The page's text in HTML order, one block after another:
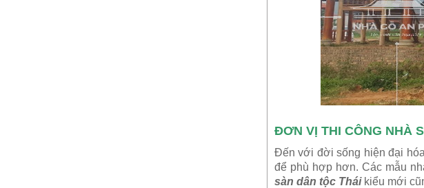
ĐƠN VỊ THI CÔNG NHÀ
Đến với đời sống hiện đại
để phù hợp hơn. Các mẫu
sàn dân tộc Tháikiểu mới